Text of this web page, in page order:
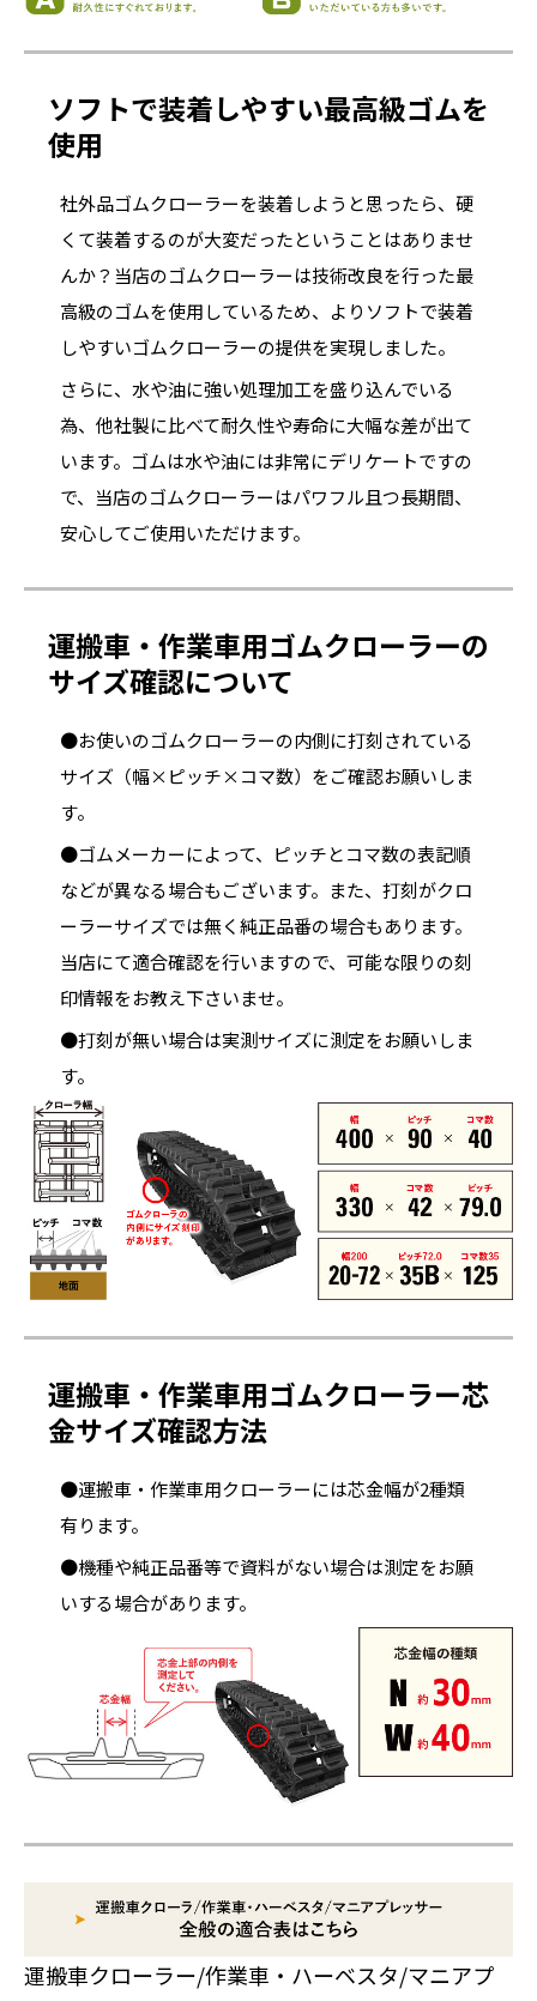
ソフトで装着しやすい最高級ゴムを
使用
社外品ゴムクローラーを装着しようと思ったら、硬
くて装着するのが大変だったということはありませ
んか？当店のゴムクローラーは技術改良を行った最
高級のゴムを使用しているため、よりソフトで装着
しやすいゴムクローラーの提供を実現しました。
さらに、水や油に強い処理加工を盛り込んでいる
為、他社製に比べて耐久性や寿命に大幅な差が出て
います。ゴムは水や油には非常にデリケートですの
で、当店のゴムクローラーはパワフル且つ長期間、
安心してご使用いただけます。
運搬車・作業車用ゴムクローラーの
サイズ確認について
●お使いのゴムクローラーの内側に打刻されている
サイズ（幅×ピッチ×コマ数）をご確認お願いしま
す。
●ゴムメーカーによって、ピッチとコマ数の表記順
などが異なる場合もございます。また、打刻がクロ
ーラーサイズでは無く純正品番の場合もあります。
当店にて適合確認を行いますので、可能な限りの刻
印情報をお教え下さいませ。
●打刻が無い場合は実測サイズに測定をお願いしま
す。
運搬車・作業車用ゴムクローラー芯
金サイズ確認方法
●運搬車・作業車用クローラーには芯金幅が2種類
有ります。
●機種や純正品番等で資料がない場合は測定をお願
いする場合があります。
運搬車クローラー/作業車・ハーベスタ/マニアプ